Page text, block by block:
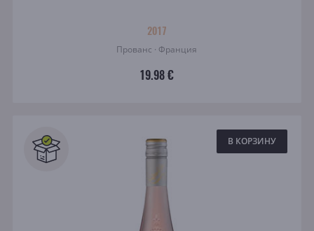
2017
Прованс · Франция
19.98 €
В КОРЗИНУ